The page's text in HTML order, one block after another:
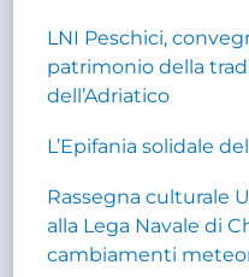
LNI Peschici,
patrimonio della
dell’Adriatico
L’Epifania solidale
Rassegna culturale
alla Lega Navale di
cambiamenti